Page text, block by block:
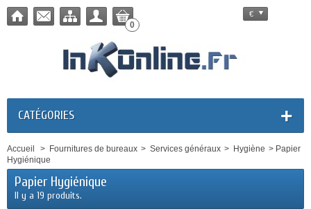
0
€
CATÉGORIES
Accueil > Fournitures de bureaux > Services généraux > Hygiène > Papier
Hygiénique
Papier Hygiénique
Il y a 19 produits.